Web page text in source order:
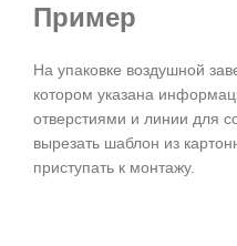
Пример
На упаковке воздушной
котором указана
отверстиями и линии для
вырезать шаблон из
приступать к монтажу.